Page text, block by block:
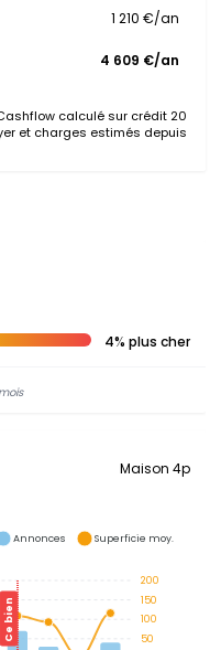
1 210 €/an
4 609 €/an
calculé sur crédit 20
et charges estimés depuis
4% plus cher
Maison 4p
Ce bien
200
150
100
50
Annonces Superficie moy.